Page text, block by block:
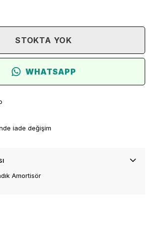
STOKTA YOK
WHATSAPP
iade değişim
Amortisör